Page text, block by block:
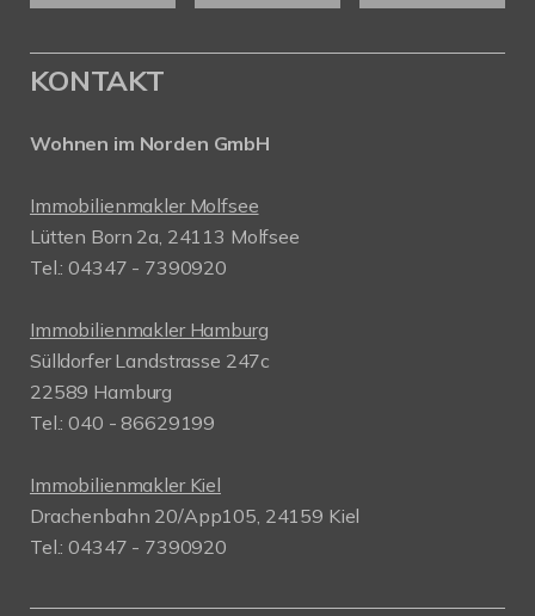
KONTAKT
Wohnen im Norden GmbH
Immobilienmakler Molfsee
Lütten Born 2a, 24113 Molfsee
Tel.: 04347 - 7390920
Immobilienmakler Hamburg
Sülldorfer Landstrasse 247c
22589 Hamburg
Tel.: 040 - 86629199
Immobilienmakler Kiel
Drachenbahn 20/App105, 24159 Kiel
Tel.: 04347 - 7390920